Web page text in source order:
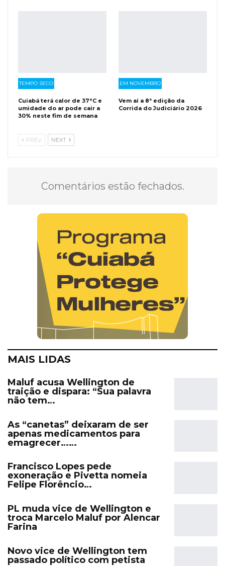
TEMPO SECO
Cuiabá terá calor de 37°C e
umidade do ar pode cair a
30% neste fim de semana
EM NOVEMBRO
Vem aí a 8ª edição da
Corrida do Judiciário 2026
PREV NEXT
Comentários estão fechados.
MAIS LIDAS
Maluf acusa Wellington de
traição e dispara: “Sua palavra
não tem…
As “canetas” deixaram de ser
apenas medicamentos para
emagrecer……
Francisco Lopes pede
exoneração e Pivetta nomeia
Felipe Florêncio…
PL muda vice de Wellington e
troca Marcelo Maluf por Alencar
Farina
Novo vice de Wellington tem
passado político com petista